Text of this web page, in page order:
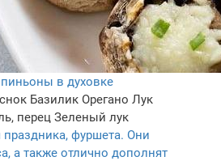
в духовке
Базилик Орегано Лук
перец Зеленый лук
праздника, фуршета. Они
а также отлично дополнят